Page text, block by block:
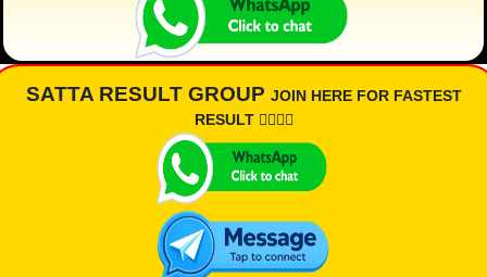
SATTA RESULT GROUP JOIN HERE FOR FASTEST
RESULT 👇🏾👇🏾